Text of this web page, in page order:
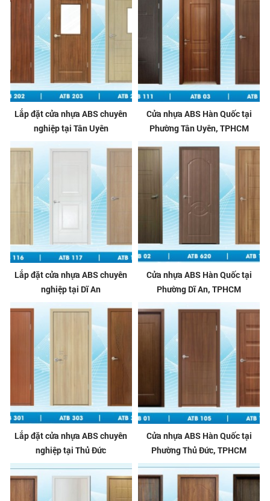
Lắp đặt cửa nhựa ABS chuyên
nghiệp tại Tân Uyên
Cửa nhựa ABS Hàn Quốc tại
Phường Tân Uyên, TPHCM
Lắp đặt cửa nhựa ABS chuyên
nghiệp tại Dĩ An
Cửa nhựa ABS Hàn Quốc tại
Phường Dĩ An, TPHCM
Lắp đặt cửa nhựa ABS chuyên
nghiệp tại Thủ Đức
Cửa nhựa ABS Hàn Quốc tại
Phường Thủ Đức, TPHCM